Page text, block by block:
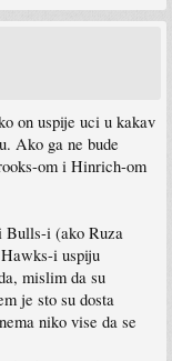
on uspije uci u kakav
Ako ga ne bude
om i Hinrich-om
Bulls-i (ako Ruza
i uspiju
mislim da su
je sto su dosta
niko vise da se